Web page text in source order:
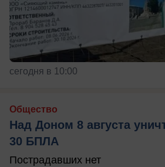
сегодня в 10:00
Общество
Над Доном 8 августа
30 БПЛА
Пострадавших нет